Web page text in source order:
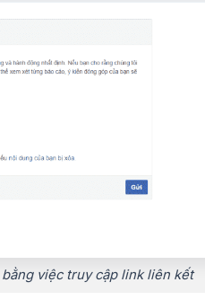
việc truy cập link liên kết